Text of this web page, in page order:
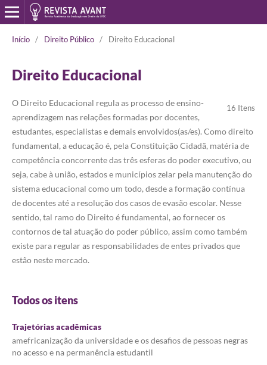
Início / Direito Público / Direito Educacional
Direito Educacional
16 Itens
O Direito Educacional regula as processo de ensino-
aprendizagem nas relações formadas por docentes,
estudantes, especialistas e demais envolvidos(as/es). Como direito
fundamental, a educação é, pela Constituição Cidadã, matéria de
competência concorrente das três esferas do poder executivo, ou
seja, cabe à união, estados e municípios zelar pela manutenção do
sistema educacional como um todo, desde a formação contínua
de docentes até a resolução dos casos de evasão escolar. Nesse
sentido, tal ramo do Direito é fundamental, ao fornecer os
contornos de tal atuação do poder público, assim como também
existe para regular as responsabilidades de entes privados que
estão neste mercado.
Todos os itens
Trajetórias acadêmicas
amefricanização da universidade e os desafios de pessoas negras
no acesso e na permanência estudantil